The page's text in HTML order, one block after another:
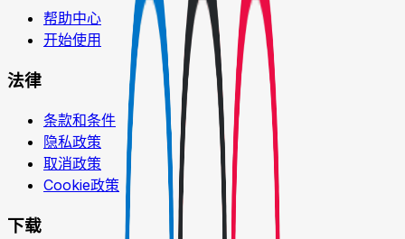
帮助中心
开始使用
法律
条款和条件
隐私政策
取消政策
Cookie政策
下载